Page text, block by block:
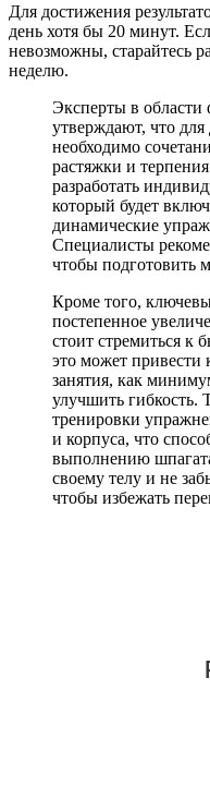
Для достижения
день хотя бы 20 минут.
невозможны, старайтесь
неделю.
Эксперты в области
утверждают, что
необходимо
растяжки и
разработать
который будет
динамические
Специалисты
чтобы подготовить
Кроме того,
постепенное
стоит стремиться к
это может привести
занятия, как
улучшить гибкость.
тренировки
и корпуса, что
выполнению
своему телу и не
чтобы избежать